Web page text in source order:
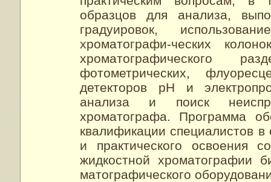
образцов для анализа,
градуировок,
хроматографи-ческих
хроматографического
фотометрических,
детекторов рН и
анализа и поиск
хроматографа. Программа
квалификации специалистов в
и практического освоения
жидкостной хроматографии
матографического